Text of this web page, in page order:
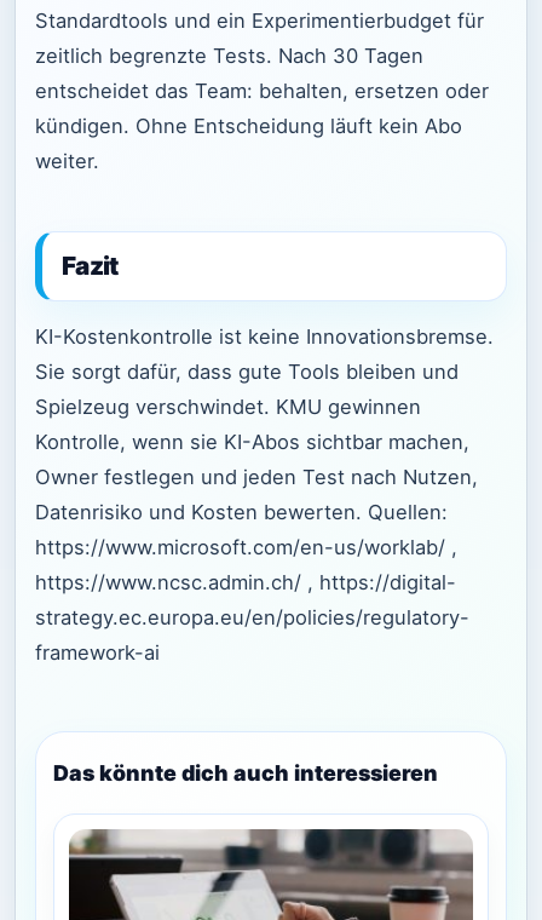
Standardtools und ein Experimentierbudget für
zeitlich begrenzte Tests. Nach 30 Tagen
entscheidet das Team: behalten, ersetzen oder
kündigen. Ohne Entscheidung läuft kein Abo
weiter.
Fazit
KI-Kostenkontrolle ist keine Innovationsbremse.
Sie sorgt dafür, dass gute Tools bleiben und
Spielzeug verschwindet. KMU gewinnen
Kontrolle, wenn sie KI-Abos sichtbar machen,
Owner festlegen und jeden Test nach Nutzen,
Datenrisiko und Kosten bewerten. Quellen:
https://www.microsoft.com/en-us/worklab/ ,
https://www.ncsc.admin.ch/ , https://digital-
strategy.ec.europa.eu/en/policies/regulatory-
framework-ai
Das könnte dich auch interessieren